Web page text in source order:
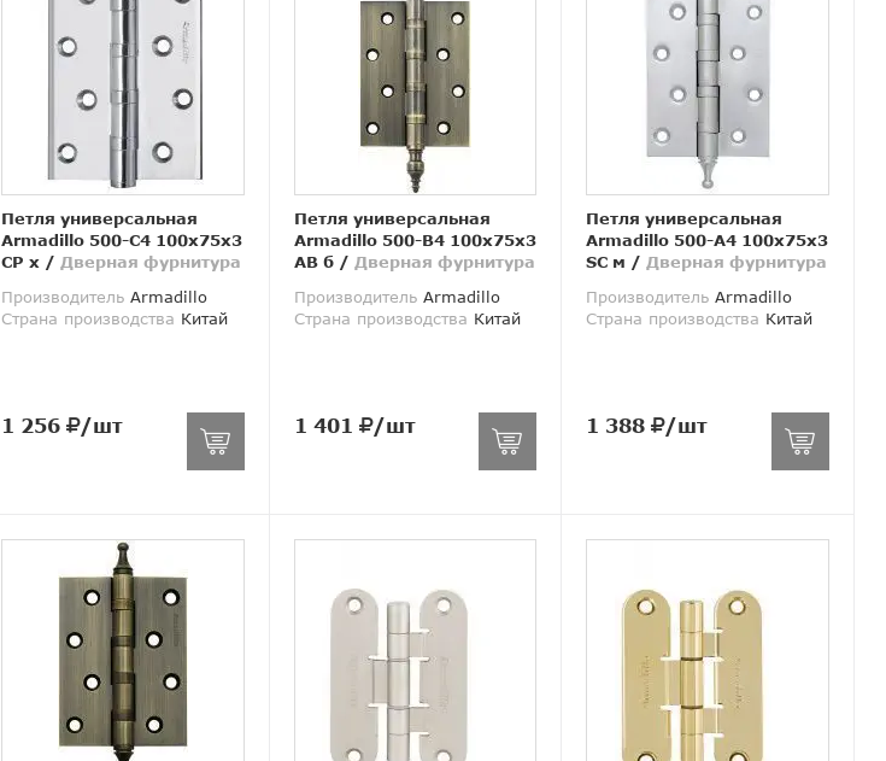
Петля универсальная
Armadillo 500-C4 100x75x3
CP х/ Дверная фурнитура
ПроизводительArmadillo
Страна производства Китай
1 256 /шт
Петля универсальная
Armadillo 500-B4 100x75x3
AВ б/ Дверная фурнитура
ПроизводительArmadillo
Страна производства Китай
1 401 /шт
Петля универсальная
Armadillo 500-A4 100x75x3
SC м / Дверная фурнитура
Производитель Armadillo
Страна производства Китай
1 388 /шт